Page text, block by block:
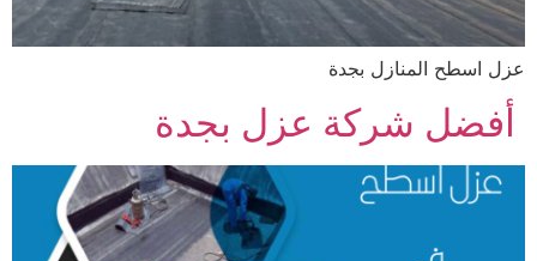
عزل اسطح المنازل بجدة
أفضل شركة عزل بجدة